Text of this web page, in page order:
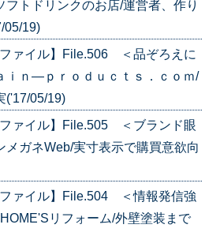
フトドリンクのお店/運営者、作り
05/19)
ファイル】File.506 ＜品ぞろえに
ｉｎ―ｐｒｏｄｕｃｔｓ．ｃｏｍ/
('17/05/19)
ファイル】File.505 ＜ブランド眼
メガネWeb/実寸表示で購買意欲向
ファイル】File.504 ＜情報発信強
リフォーム/外壁塗装まで